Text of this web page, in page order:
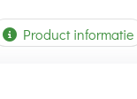
Product informatie